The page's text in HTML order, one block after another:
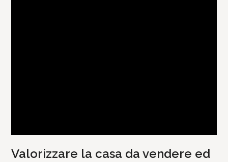
Valorizzare la casa da vendere ed